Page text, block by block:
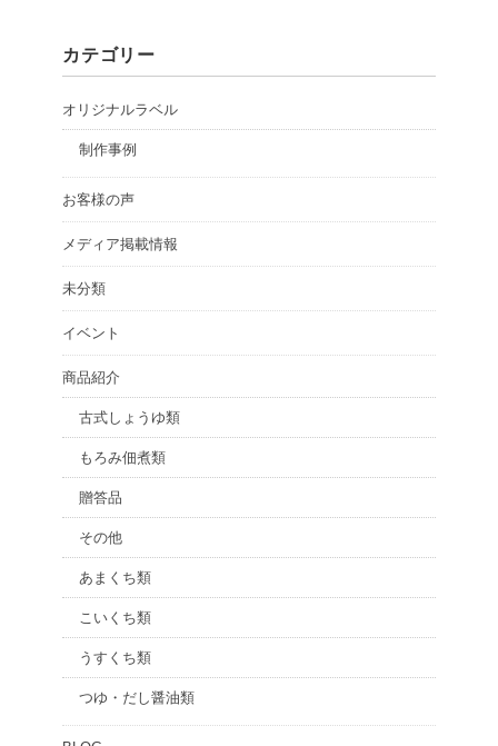
カテゴリー
オリジナルラベル
制作事例
お客様の声
メディア掲載情報
未分類
イベント
商品紹介
古式しょうゆ類
もろみ佃煮類
贈答品
その他
あまくち類
こいくち類
うすくち類
つゆ・だし醤油類